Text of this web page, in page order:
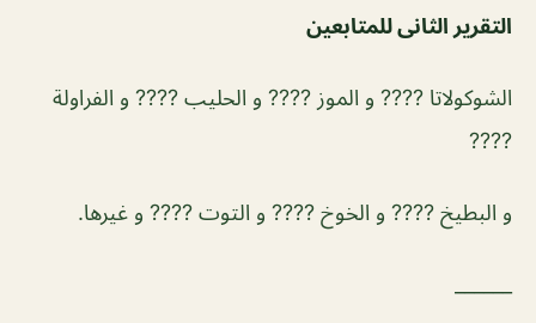
التقرير الثانى للمتابعين
الشوكولاتا ???? و الموز ???? و الحليب ???? و الفراولة
????
و البطيخ ???? و الخوخ ???? و التوت ???? و غيرها.